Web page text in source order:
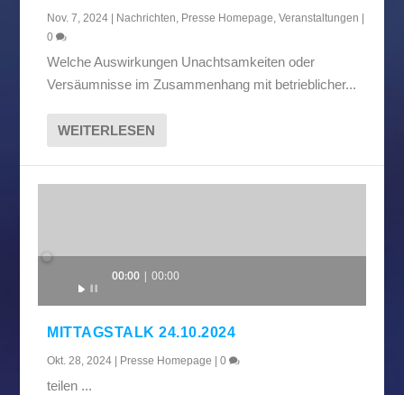
Nov. 7, 2024 Nachrichten, Presse Homepage,Veranstaltungen
0
Welche Auswirkungen Unachtsamkeiten oder
Versäumnisse im Zusammenhang mit betrieblicher...
WEITERLESEN
Audio-
00:00 00:00
MITTAGSTALK 24.10.2024
Okt. 28, 2024 Presse Homepage |0
teilen ...